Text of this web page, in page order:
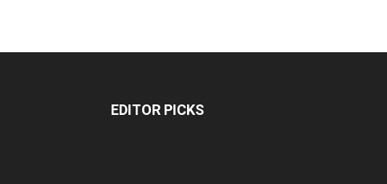
EDITOR PICKS